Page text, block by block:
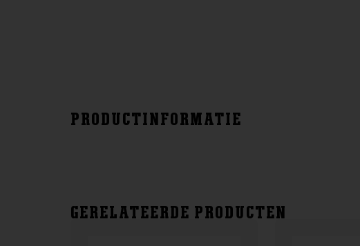
PRODUCTINFORMATIE
GERELATEERDE PRODUCTEN